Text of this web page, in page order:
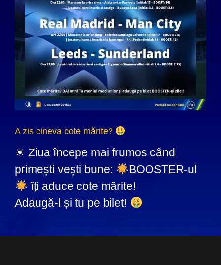
A zis cineva cote mărite?
☀ Ziua începe mai frumos când
primești vești bune:
BOOSTER-ul
îți aduce cote mărite!
Adaugă-l și tu pe bilet!